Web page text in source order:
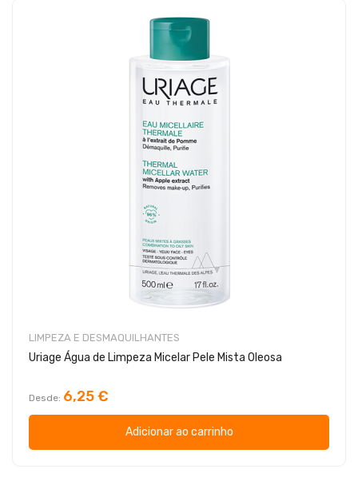
LIMPEZA E DESMAQUILHANTES
Uriage Água de Limpeza Micelar Pele Mista Oleosa
Desde 6,25 €
Adicionar ao carrinho